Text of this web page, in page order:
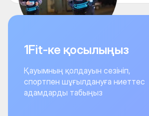
1Fit-ке қосылыңыз
Қауымның қолдауын сезініп,
спортпен шұғылдануға ниеттес
адамдарды табыңыз